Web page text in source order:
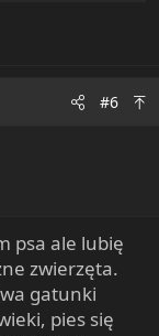
#6
psa ale lubię
zwierzęta.
gatunki
pies się